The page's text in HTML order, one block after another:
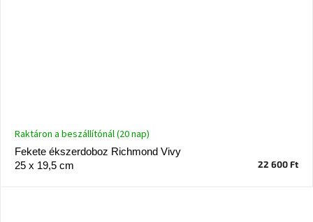
Fekete ékszerdoboz Richmond Vivy
25 x 19,5 cm
Raktáron a beszállítónál (20 nap)
22 600 Ft